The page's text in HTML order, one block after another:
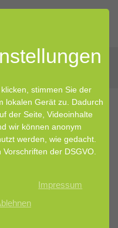
stimmen Sie der
lokalen Gerät zu. Dadurch
der Seite, Videoinhalte
wir können anonym
werden, wie gedacht.
der DSGVO.
Impressum